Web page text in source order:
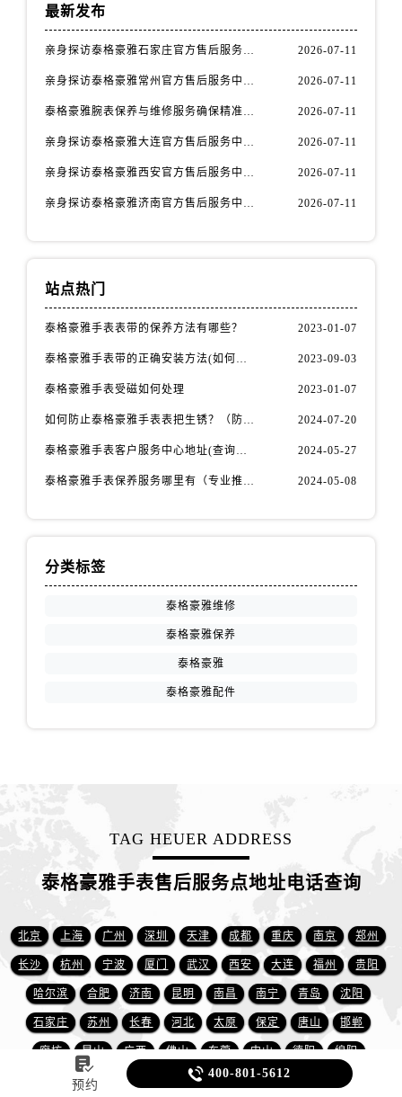
最新发布
亲身探访泰格豪雅石家庄官方售后服务中心｜全新官方服务电话与地址（2026年7月最新） 2026-07-11
亲身探访泰格豪雅常州官方售后服务中心｜热线电话与网点地址（2026年7月最新） 2026-07-11
泰格豪雅腕表保养与维修服务确保精准运行权威公示（2026年7月最新） 2026-07-11
亲身探访泰格豪雅大连官方售后服务中心｜全新地址及服务热线（2026年7月最新） 2026-07-11
亲身探访泰格豪雅西安官方售后服务中心｜全新地址和售后电话（2026年7月最新） 2026-07-11
亲身探访泰格豪雅济南官方售后服务中心｜网点地址及官方服务电话（2026年7月最新） 2026-07-11
站点热门
泰格豪雅手表表带的保养方法有哪些？ 2023-01-07
泰格豪雅手表带的正确安装方法(如何避免手表带掉落) 2023-09-03
泰格豪雅手表受磁如何处理 2023-01-07
如何防止泰格豪雅手表表把生锈？（防锈秘籍大公开） 2024-07-20
泰格豪雅手表客户服务中心地址(查询指南) 2024-05-27
泰格豪雅手表保养服务哪里有（专业推荐） 2024-05-08
分类标签
泰格豪雅维修
泰格豪雅保养
泰格豪雅
泰格豪雅配件
TAG HEUER ADDRESS
泰格豪雅手表售后服务点地址电话查询
北京 上海 广州 深圳 天津 成都 重庆 南京 郑州
长沙 杭州 宁波 厦门 武汉 西安 大连 福州 贵阳
哈尔滨 合肥 济南 昆明 南昌 南宁 青岛 沈阳
石家庄 苏州 长春 河北 太原 保定 唐山 邯郸
廊坊 昆山 广西 佛山 东莞 中山 德阳 绵阳
呼和浩特 无锡 芜湖 珠海

预约
 400-801-5612